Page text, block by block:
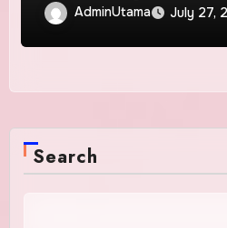
AdminUtama July 27,
Search